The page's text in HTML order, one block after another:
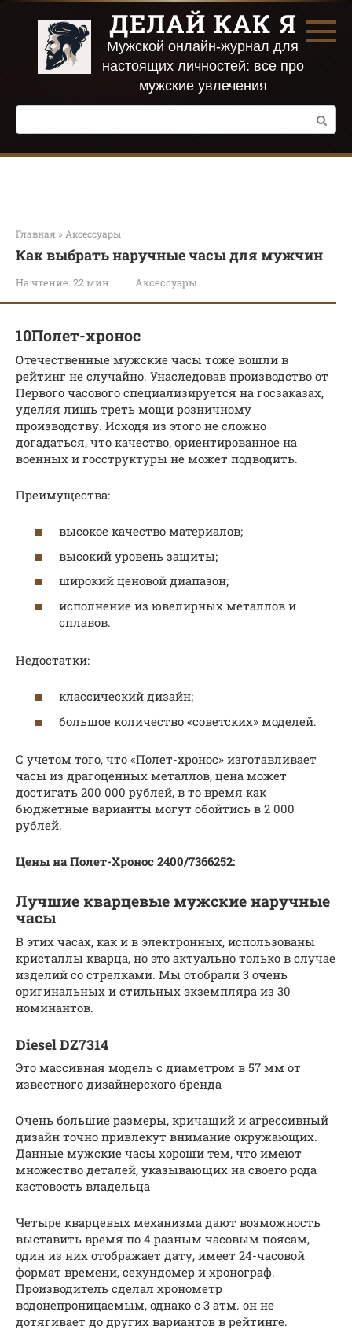
Перейти
контенту
ДЕЛАЙ КАК Я
Мужской онлайн-журнал для
настоящих личностей: все про
мужские увлечения
Поиск:
Главная » Аксессуары
Как выбрать наручные часы для мужчин
На чтение: 22 мин Аксессуары
10Полет-хронос
Отечественные мужские часы тоже вошли в
рейтинг не случайно. Унаследовав производство от
Первого часового специализируется на госзаказах,
уделяя лишь треть мощи розничному
производству. Исходя из этого не сложно
догадаться, что качество, ориентированное на
военных и госструктуры не может подводить.
Преимущества:
высокое качество материалов;
высокий уровень защиты;
широкий ценовой диапазон;
исполнение из ювелирных металлов и
сплавов.
Недостатки:
классический дизайн;
большое количество «советских» моделей.
С учетом того, что «Полет-хронос» изготавливает
часы из драгоценных металлов, цена может
достигать 200 000 рублей, в то время как
бюджетные варианты могут обойтись в 2 000
рублей.
Цены на Полет-Хронос 2400/7366252:
Лучшие кварцевые мужские наручные
часы
В этих часах, как и в электронных, использованы
кристаллы кварца, но это актуально только в случае
изделий со стрелками. Мы отобрали 3 очень
оригинальных и стильных экземпляра из 30
номинантов.
Diesel DZ7314
Это массивная модель с диаметром в 57 мм от
известного дизайнерского бренда
Очень большие размеры, кричащий и агрессивный
дизайн точно привлекут внимание окружающих.
Данные мужские часы хороши тем, что имеют
множество деталей, указывающих на своего рода
кастовость владельца
Четыре кварцевых механизма дают возможность
выставить время по 4 разным часовым поясам,
один из них отображает дату, имеет 24-часовой
формат времени, секундомер и хронограф.
Производитель сделал хронометр
водонепроницаемым, однако с 3 атм. он не
дотягивает до других вариантов в рейтинге.